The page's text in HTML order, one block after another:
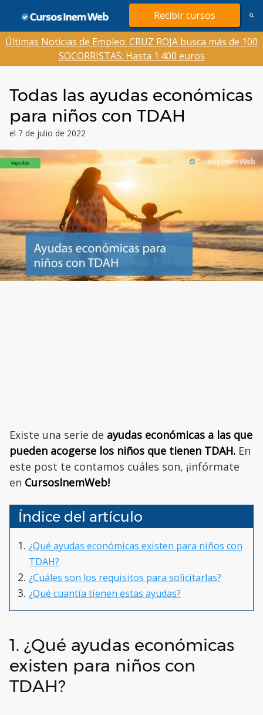
contenido
Recibir cursos
Últimas Noticias de Empleo: CRUZ ROJA busca más de 100
SOCORRISTAS: Hasta 1.400 euros
Todas las ayudas económicas
para niños con TDAH
el 7 de julio de 2022
Existe una serie de ayudas económicas a las que
pueden acogerse los niños que tienen TDAH. En
este post te contamos cuáles son, ¡infórmate
en CursosInemWeb!
Índice del artículo
¿Qué ayudas económicas existen para niños con
TDAH?
¿Cuáles son los requisitos para solicitarlas?
¿Qué cuantía tienen estas ayudas?
1. ¿Qué ayudas económicas
existen para niños con
TDAH?